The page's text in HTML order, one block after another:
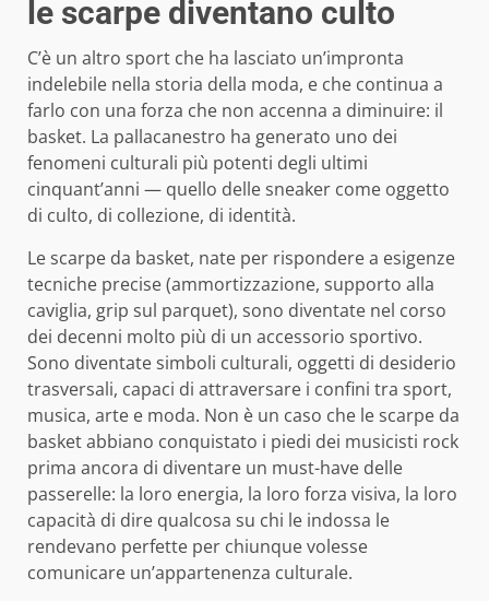
le scarpe diventano culto
C’è un altro sport che ha lasciato un’impronta
indelebile nella storia della moda, e che continua a
farlo con una forza che non accenna a diminuire: il
basket. La pallacanestro ha generato uno dei
fenomeni culturali più potenti degli ultimi
cinquant’anni — quello delle sneaker come oggetto
di culto, di collezione, di identità.
Le scarpe da basket, nate per rispondere a esigenze
tecniche precise (ammortizzazione, supporto alla
caviglia, grip sul parquet), sono diventate nel corso
dei decenni molto più di un accessorio sportivo.
Sono diventate simboli culturali, oggetti di desiderio
trasversali, capaci di attraversare i confini tra sport,
musica, arte e moda. Non è un caso che le scarpe da
basket abbiano conquistato i piedi dei musicisti rock
prima ancora di diventare un must-have delle
passerelle: la loro energia, la loro forza visiva, la loro
capacità di dire qualcosa su chi le indossa le
rendevano perfette per chiunque volesse
comunicare un’appartenenza culturale.